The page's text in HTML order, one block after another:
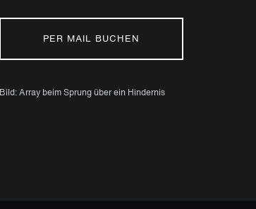
PER MAIL BUCHEN
Bild: Array beim Sprung über ein Hindernis